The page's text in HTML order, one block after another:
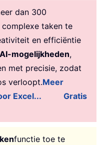
dan 300
taken te
en efficiëntie
mogelijkheden,
met precisie, zodat
verloopt.Meer
Excel...
Gratis
functie toe te